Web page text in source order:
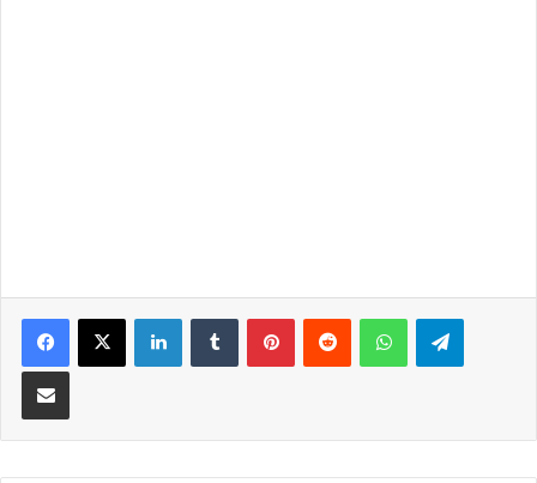
LinkedInTumblrPinterestReddit WhatsApp
Partilhar Via Email